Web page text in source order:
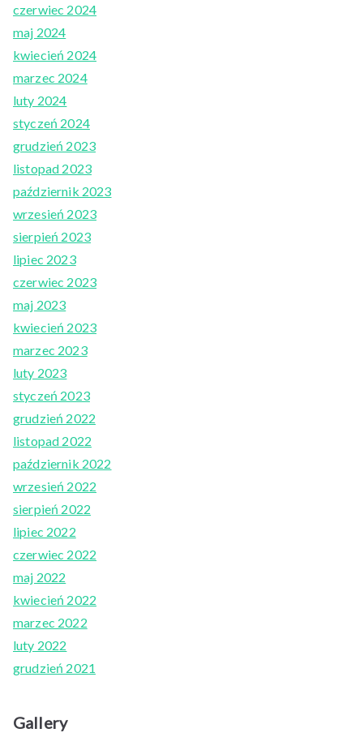
czerwiec 2024
maj 2024
kwiecień 2024
marzec 2024
luty 2024
styczeń 2024
grudzień 2023
listopad 2023
październik 2023
wrzesień 2023
sierpień 2023
lipiec 2023
czerwiec 2023
maj 2023
kwiecień 2023
marzec 2023
luty 2023
styczeń 2023
grudzień 2022
listopad 2022
październik 2022
wrzesień 2022
sierpień 2022
lipiec 2022
czerwiec 2022
maj 2022
kwiecień 2022
marzec 2022
luty 2022
grudzień 2021
Gallery